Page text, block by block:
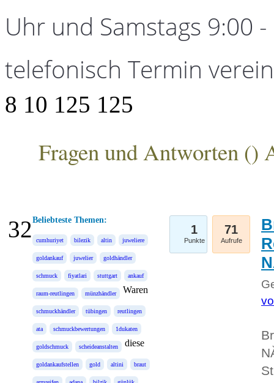
Uhr und Samstags 9:00
telefonisch Termin
8 10 125 125
Fragen und Antworten ()
Beliebteste Themen:
cumhuriyet bilezik altin juweliere
goldankauf juwelier goldhändler
schmuck fiyatlari stuttgart ankauf
raum-reutlingen münzhändler
schmuckhändler tübingen reutlingen
ata schmuckbewertungen 1dukaten
goldschmuck scheideanstalten
goldankaufstellen gold altini braut
Waren
diese
1
Punkte
71
Aufrufe
32